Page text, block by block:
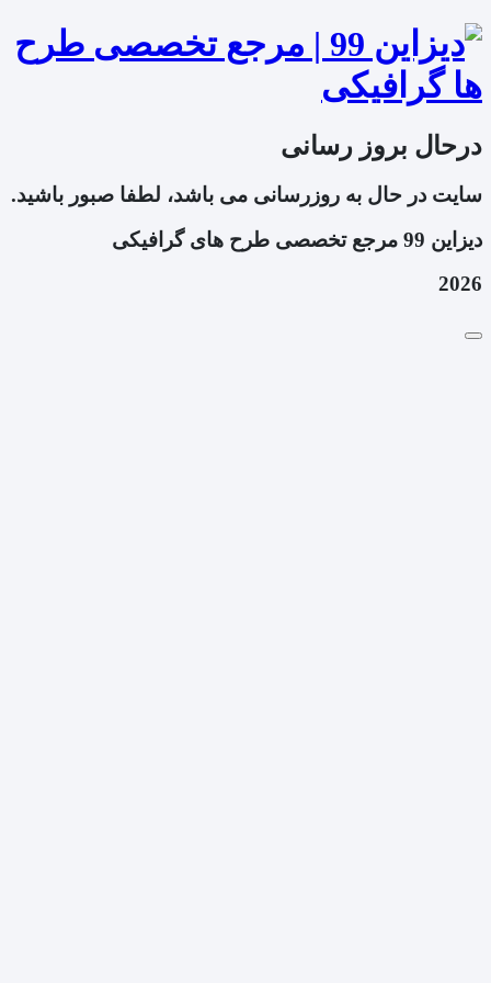
درحال بروز رسانی
سایت در حال به روزرسانی می باشد، لطفا صبور باشید.
دیزاین 99 مرجع تخصصی طرح های گرافیکی
2026